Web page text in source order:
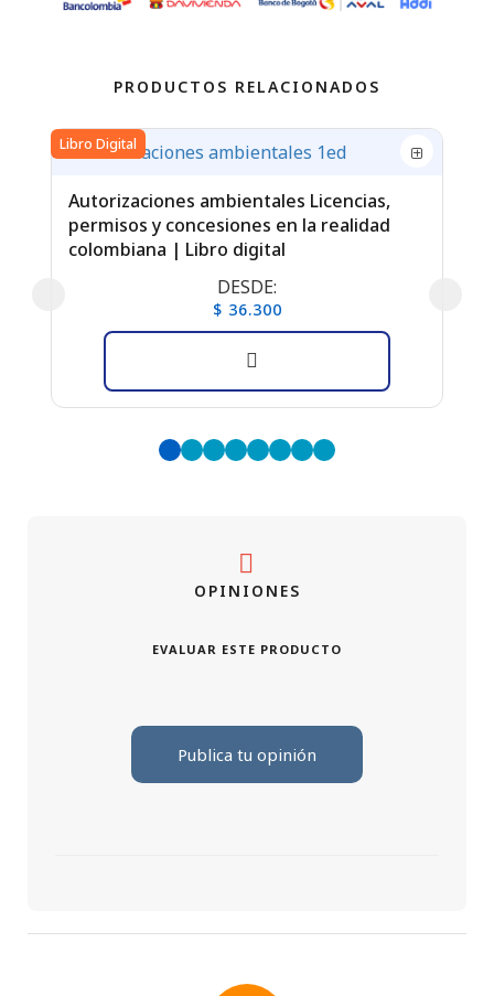
PRODUCTOS RELACIONADOS
Libro Digital
Autorizaciones ambientales Licencias,
permisos y concesiones en la realidad
colombiana | Libro digital
DESDE:
$ 36.300
OPINIONES
EVALUAR ESTE PRODUCTO
Publica tu opinión